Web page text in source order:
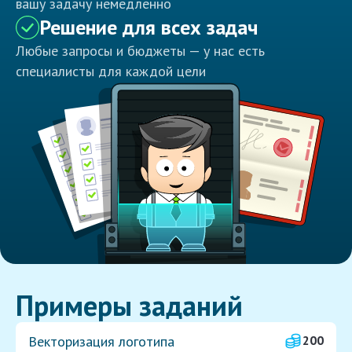
вашу задачу немедленно
Решение для всех задач
Любые запросы и бюджеты — у нас есть
специалисты для каждой цели
Примеры заданий
Векторизация логотипа
200